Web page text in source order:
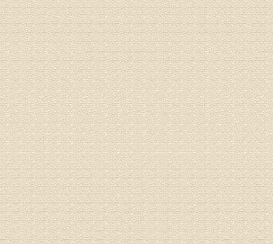
姓名：
病情描
专家回
液，同
外用、
姓名：
病情描
专家回
济南杏
术，无
由于专
姓名：